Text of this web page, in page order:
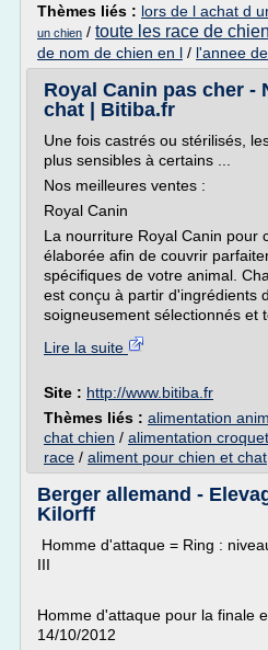
Thèmes liés : lors de l achat d
un chien / toute les race de
de nom de chien en l / l'annee
Royal Canin pas cher -
chat | Bitiba.fr
Une fois castrés ou stérilisés,
plus sensibles à certains ...
Nos meilleures ventes :
Royal Canin
La nourriture Royal Canin pour
élaborée afin de couvrir
spécifiques de votre animal.
est conçu à partir d'ingrédients
soigneusement sélectionnés et
Lire la suite
Site : http://www.bitiba.fr
Thèmes liés : alimentation
chat chien / alimentation
race / aliment pour chien et chat
Berger allemand -
Kilorff
Homme d'attaque = Ring :
III
Homme d'attaque pour la finale
14/10/2012